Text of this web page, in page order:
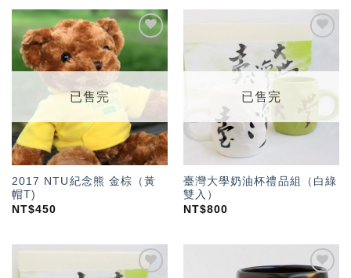
望輕
已售完
2017 NTU紀念熊 金棕（黃
帽T)
NT$450
加入
望輕
已售完
臺灣大學奶油杯禮品組（白綠
雙入）
NT$800